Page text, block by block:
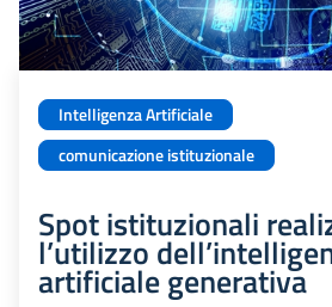
Intelligenza Artificiale
comunicazione istituzionale
Spot istituzionali
l’utilizzo
artificiale generativa